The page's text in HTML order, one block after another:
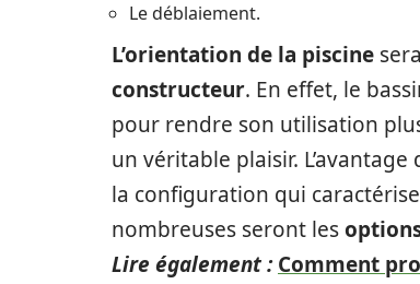
Le déblaiement.
L’orientation de la piscine
constructeur. En effet, le
pour rendre son utilisation
un véritable plaisir. L’avantage
la configuration qui
nombreuses seront les
Lire également : Comment